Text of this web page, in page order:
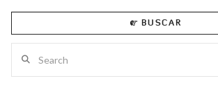
BUSCAR